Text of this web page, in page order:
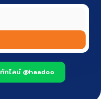
ทักไลน์ @haadoo